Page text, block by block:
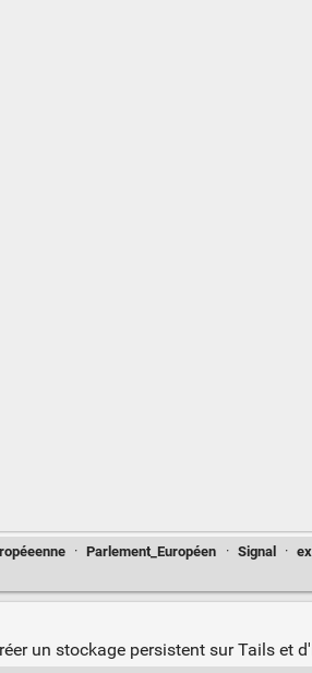
· Parlement_Européen · Signal ·
un stockage persistent sur Tails et